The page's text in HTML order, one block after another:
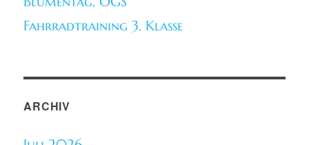
Fahrradtraining 3. Klasse
ARCHIV